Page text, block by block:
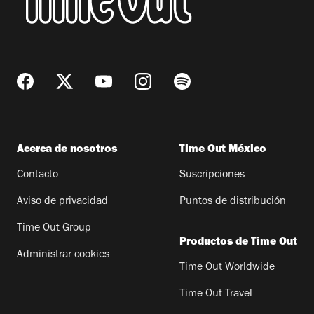
Acerca de nosotros
Contacto
Aviso de privacidad
Time Out Group
Administrar cookies
Time Out México
Suscripciones
Puntos de distribución
Productos de Time Out
Time Out Worldwide
Time Out Travel